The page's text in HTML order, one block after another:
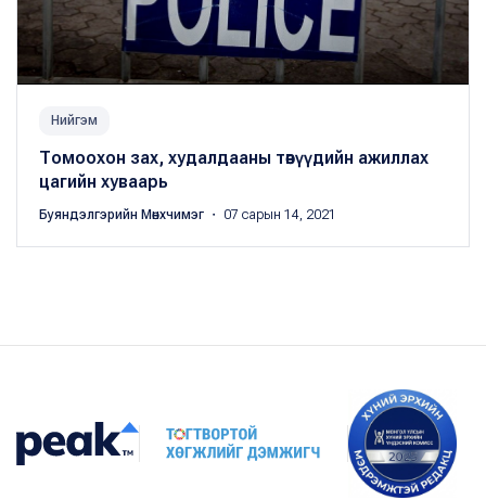
Нийгэм
Томоохон зах, худалдааны төвүүдийн ажиллах
цагийн хуваарь
Буяндэлгэрийн Мөнхчимэг ・ 07 сарын 14, 2021